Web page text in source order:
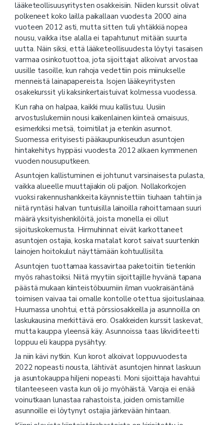
lääketeollisuusyritysten osakkeisiin. Niiden kurssit olivat
polkeneet koko lailla paikallaan vuodesta 2000 aina
vuoteen 2012 asti, mutta sitten tuli yhtäkkiä nopea
nousu, vaikka itse alalla ei tapahtunut mitään suurta
uutta. Näin siksi, että lääketeollisuudesta löytyi tasaisen
varmaa osinkotuottoa, jota sijoittajat alkoivat arvostaa
uusille tasoille, kun rahoja vedettiin pois miinukselle
menneistä lainapapereista. Isojen lääkeyritysten
osakekurssit yli kaksinkertaistuivat kolmessa vuodessa.
Kun raha on halpaa, kaikki muu kallistuu. Uusiin
arvostuslukemiin nousi kaikenlainen kiinteä omaisuus,
esimerkiksi metsä, toimitilat ja etenkin asunnot.
Suomessa erityisesti pääkaupunkiseudun asuntojen
hintakehitys hyppäsi vuodesta 2012 alkaen kymmenen
vuoden nousuputkeen.
Asuntojen kallistuminen ei johtunut varsinaisesta pulasta,
vaikka alueelle muuttajiakin oli paljon. Nollakorkojen
vuoksi rakennushankkeita käynnistettiin tiuhaan tahtiin ja
niitä ryntäsi halvan tuntuisilla lainoilla rahoittamaan suuri
määrä yksityishenkilöitä, joista monella ei ollut
sijoituskokemusta. Hirmuhinnat eivät karkottaneet
asuntojen ostajia, koska matalat korot saivat suurtenkin
lainojen hoitokulut näyttämään kohtuullisilta.
Asuntojen tuottamaa kassavirtaa paketoitiin tietenkin
myös rahastoiksi. Niitä myytiin sijoittajille hyvänä tapana
päästä mukaan kiinteistöbuumiin ilman vuokraisäntänä
toimisen vaivaa tai omalle kontolle otettua sijoituslainaa.
Huumassa unohtui, että pörssiosakkeilla ja asunnoilla on
laskukausina merkittävä ero. Osakkeiden kurssit laskevat,
mutta kauppa yleensä käy. Asunnoissa taas likviditeetti
loppuu eli kauppa pysähtyy.
Ja niin kävi nytkin. Kun korot alkoivat loppuvuodesta
2022 nopeasti nousta, lähtivät asuntojen hinnat laskuun
ja asuntokauppa hiljeni nopeasti. Moni sijoittaja havahtui
tilanteeseen vasta kun oli jo myöhäistä. Varoja ei enää
voinutkaan lunastaa rahastoista, joiden omistamille
asunnoille ei löytynyt ostajia järkevään hintaan.